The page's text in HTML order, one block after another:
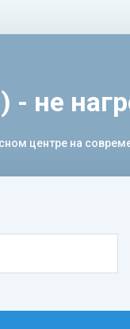
не
центре на